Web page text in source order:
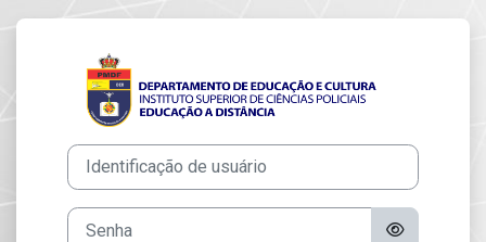
Acesso a DEC
Identificação de usuário
Senha